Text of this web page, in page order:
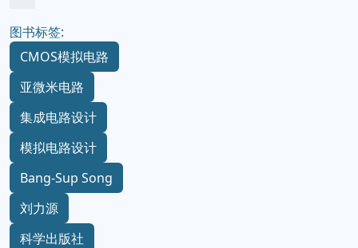
图书标签:
CMOS模拟电路
亚微米电路
集成电路设计
模拟电路设计
Bang-Sup Song
刘力源
科学出版社